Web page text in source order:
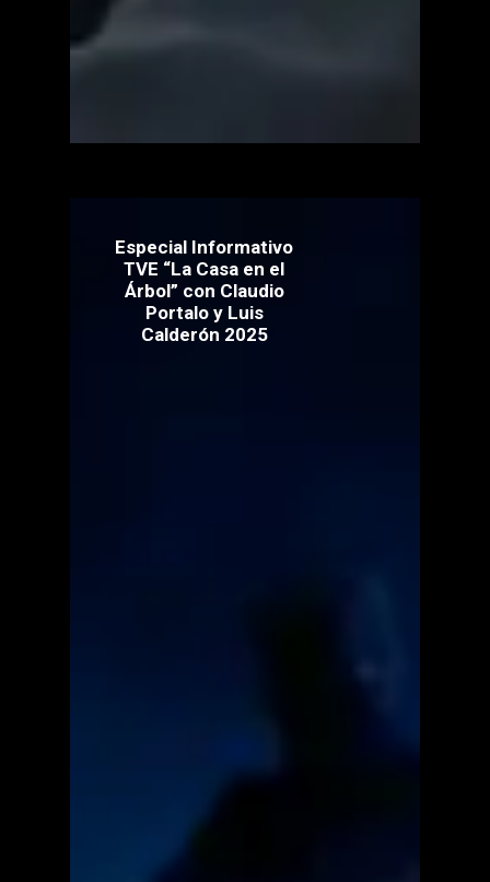
Especial Informativo
TVE “La Casa en el
Árbol” con Claudio
Portalo y Luis
Calderón 2025